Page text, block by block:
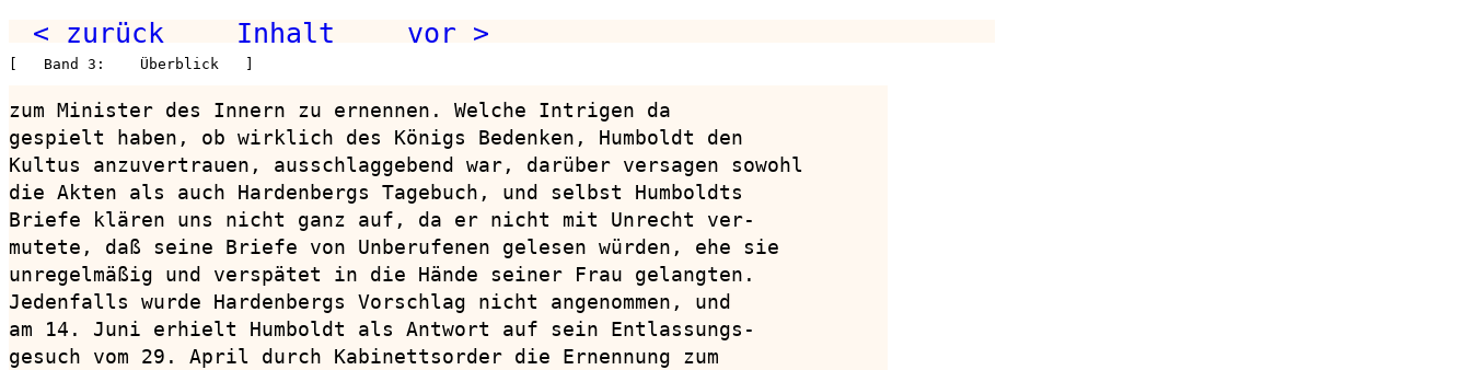
< zurück Inhalt vor >
[   Band 3:    Überblick   ]
zum Minister des Innern zu ernennen. Welche Intrigen da
gespielt haben, ob wirklich des Königs Bedenken, Humboldt den
Kultus anzuvertrauen, ausschlaggebend war, darüber versagen sowohl
die Akten als auch Hardenbergs Tagebuch, und selbst Humboldts
Briefe klären uns nicht ganz auf, da er nicht mit Unrecht ver-
mutete, daß seine Briefe von Unberufenen gelesen würden, ehe sie
unregelmäßig und verspätet in die Hände seiner Frau gelangten.
Jedenfalls wurde Hardenbergs Vorschlag nicht angenommen, und
am 14. Juni erhielt Humboldt als Antwort auf sein Entlassungs-
gesuch vom 29. April durch Kabinettsorder die Ernennung zum